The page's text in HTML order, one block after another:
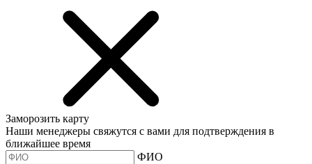
Заморозить карту
Наши менеджеры свяжутся с вами для подтверждения в
ближайшее время
ФИО